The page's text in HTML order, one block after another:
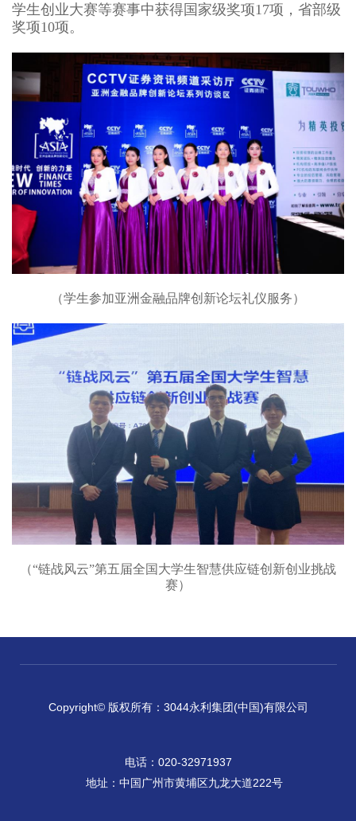
学生创业大赛等赛事中获得国家级奖项1 7项，省部级
奖项10项。
（学生参加亚洲金融品牌创新论坛礼仪服务）
（“链战风云”第五届全国大学生智慧供应链创新创业挑战
赛）
Copyright© 版权所有：3044永利集团(中国)有限公司
电话：020-32971937
地址：中国广州市黄埔区九龙大道222号